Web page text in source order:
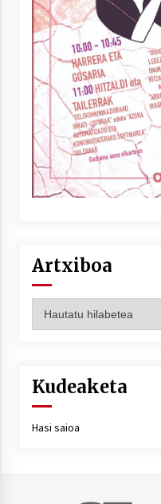
Berria
2021/
EHZtik
Artxiboa
Kudeaketa
Hasi saioa